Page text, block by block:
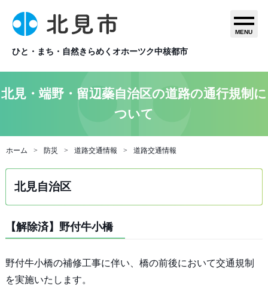
ひと・まち・自然きらめくオホーツク中核都市
MENU
北見・端野・留辺蘂自治区の道路の通行規制に
ついて
ホーム 防災 道路交通情報 道路交通情報
北見自治区
【解除済】野付牛小橋
野付牛小橋の補修工事に伴い、橋の前後において交通規制
を実施いたします。